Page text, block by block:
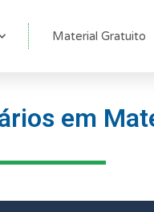
Material Gratuito
em